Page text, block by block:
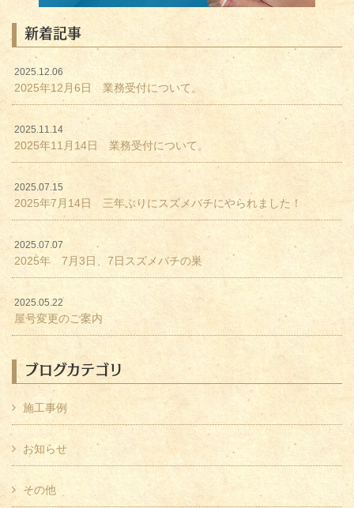
新着記事
2025.12.06
2025年12月6日 業務受付について。
2025.11.14
2025年11月14日 業務受付について。
2025.07.15
2025年7月14日 三年ぶりにスズメバチにやられました！
2025.07.07
2025年 7月3日、7日スズメバチの巣
2025.05.22
屋号変更のご案内
ブログカテゴリ
施工事例
お知らせ
その他